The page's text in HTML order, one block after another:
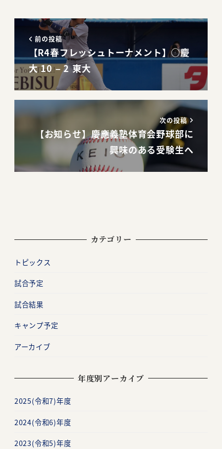
前の投稿
【R4春フレッシュトーナメント】○慶
大 10 – 2 東大
次の投稿
【お知らせ】慶應義塾体育会野球部に
興味のある受験生へ
カテゴリー
トピックス
試合予定
試合結果
キャンプ予定
アーカイブ
年度別アーカイブ
2025(令和7)年度
2024(令和6)年度
2023(令和5)年度